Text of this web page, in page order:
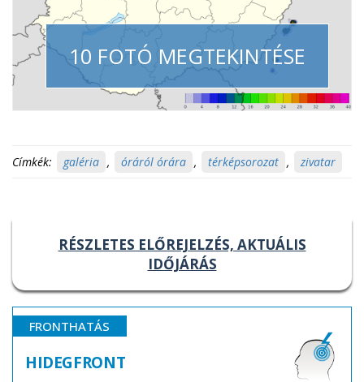
10 FOTÓ MEGTEKINTÉSE
Címkék: galéria , óráról órára , térképsorozat , zivatar
RÉSZLETES ELŐREJELZÉS, AKTUÁLIS
IDŐJÁRÁS
FRONTHATÁS
HIDEGFRONT